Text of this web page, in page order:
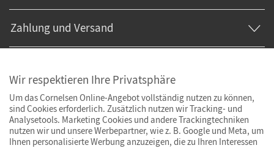
Zahlung und Versand
Wir respektieren Ihre Privatsphäre
Um das Cornelsen Online-Angebot vollständig nutzen zu können,
sind Cookies erforderlich. Zusätzlich nutzen wir Tracking- und
Analysetools. Marketing Cookies und andere Trackingtechniken
nutzen wir und unsere Werbepartner, wie z. B. Google und Meta, um
Ihnen personalisierte Werbung anzuzeigen, die zu Ihren Interessen